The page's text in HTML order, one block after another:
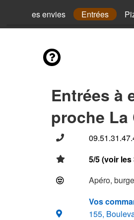
Mes envies Entrées
Entrées à
proche La
5/5 (voir les
Apéro,
Vos
155,